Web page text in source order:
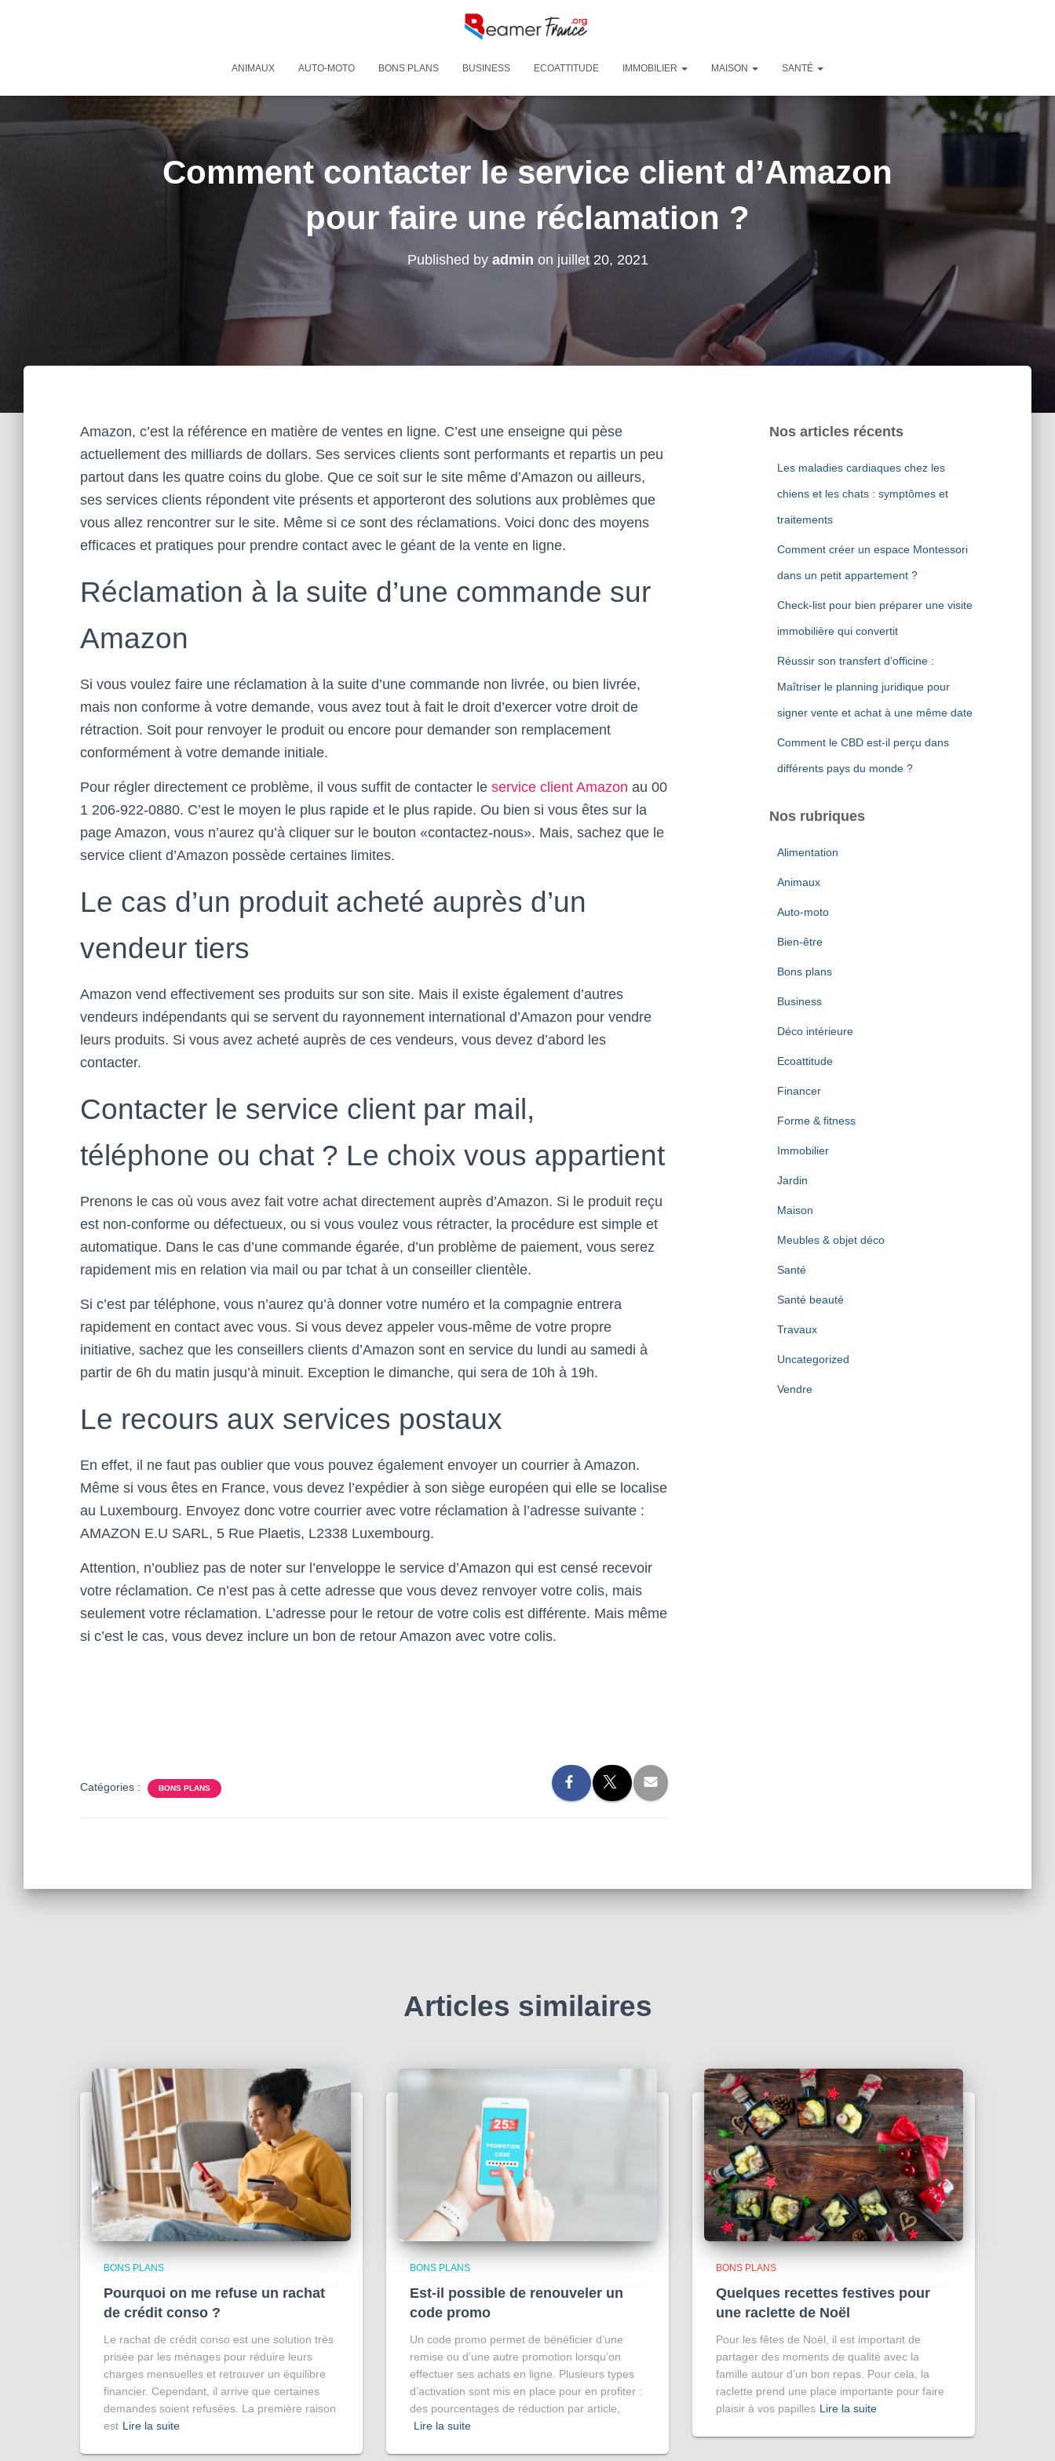
ANIMAUX AUTO-MOTO BONS PLANS BUSINESS ECOATTITUDE IMMOBILIER MAISON SANTÉ
Comment contacter le service client d’Amazon
pour faire une réclamation ?
Published by admin on juillet 20, 2021
Amazon, c’est la référence en matière de ventes en ligne. C’est une enseigne qui pèse
actuellement des milliards de dollars. Ses services clients sont performants et repartis un peu
partout dans les quatre coins du globe. Que ce soit sur le site même d’Amazon ou ailleurs,
ses services clients répondent vite présents et apporteront des solutions aux problèmes que
vous allez rencontrer sur le site. Même si ce sont des réclamations. Voici donc des moyens
efficaces et pratiques pour prendre contact avec le géant de la vente en ligne.
Réclamation à la suite d’une commande sur
Amazon
Si vous voulez faire une réclamation à la suite d’une commande non livrée, ou bien livrée,
mais non conforme à votre demande, vous avez tout à fait le droit d’exercer votre droit de
rétraction. Soit pour renvoyer le produit ou encore pour demander son remplacement
conformément à votre demande initiale.
Pour régler directement ce problème, il vous suffit de contacter le service client Amazon au 00
1 206-922-0880. C’est le moyen le plus rapide et le plus rapide. Ou bien si vous êtes sur la
page Amazon, vous n’aurez qu’à cliquer sur le bouton «contactez-nous». Mais, sachez que le
service client d’Amazon possède certaines limites.
Le cas d’un produit acheté auprès d’un
vendeur tiers
Amazon vend effectivement ses produits sur son site. Mais il existe également d’autres
vendeurs indépendants qui se servent du rayonnement international d’Amazon pour vendre
leurs produits. Si vous avez acheté auprès de ces vendeurs, vous devez d’abord les
contacter.
Contacter le service client par mail,
téléphone ou chat ? Le choix vous appartient
Prenons le cas où vous avez fait votre achat directement auprès d’Amazon. Si le produit reçu
est non-conforme ou défectueux, ou si vous voulez vous rétracter, la procédure est simple et
automatique. Dans le cas d’une commande égarée, d’un problème de paiement, vous serez
rapidement mis en relation via mail ou par tchat à un conseiller clientèle.
Si c’est par téléphone, vous n’aurez qu’à donner votre numéro et la compagnie entrera
rapidement en contact avec vous. Si vous devez appeler vous-même de votre propre
initiative, sachez que les conseillers clients d’Amazon sont en service du lundi au samedi à
partir de 6h du matin jusqu’à minuit. Exception le dimanche, qui sera de 10h à 19h.
Le recours aux services postaux
En effet, il ne faut pas oublier que vous pouvez également envoyer un courrier à Amazon.
Même si vous êtes en France, vous devez l’expédier à son siège européen qui elle se localise
au Luxembourg. Envoyez donc votre courrier avec votre réclamation à l’adresse suivante :
AMAZON E.U SARL, 5 Rue Plaetis, L2338 Luxembourg.
Attention, n’oubliez pas de noter sur l’enveloppe le service d’Amazon qui est censé recevoir
votre réclamation. Ce n’est pas à cette adresse que vous devez renvoyer votre colis, mais
seulement votre réclamation. L’adresse pour le retour de votre colis est différente. Mais même
si c’est le cas, vous devez inclure un bon de retour Amazon avec votre colis.
Catégories : BONS PLANS
Nos articles récents
Les maladies cardiaques chez les
chiens et les chats : symptômes et
traitements
Comment créer un espace Montessori
dans un petit appartement ?
Check-list pour bien préparer une visite
immobilière qui convertit
Réussir son transfert d’officine :
Maîtriser le planning juridique pour
signer vente et achat à une même date
Comment le CBD est-il perçu dans
différents pays du monde ?
Nos rubriques
Alimentation
Animaux
Auto-moto
Bien-être
Bons plans
Business
Déco intérieure
Ecoattitude
Financer
Forme & fitness
Immobilier
Jardin
Maison
Meubles & objet déco
Santé
Santé beauté
Travaux
Uncategorized
Vendre
Articles similaires
BONS PLANS
Pourquoi on me refuse un rachat
de crédit conso ?
Le rachat de crédit conso est une solution très
prisée par les ménages pour réduire leurs
charges mensuelles et retrouver un équilibre
financier. Cependant, il arrive que certaines
demandes soient refusées. La première raison
est Lire la suite
BONS PLANS
Est-il possible de renouveler un
code promo
Un code promo permet de bénéficier d’une
remise ou d’une autre promotion lorsqu’on
effectuer ses achats en ligne. Plusieurs types
d’activation sont mis en place pour en profiter :
des pourcentages de réduction par article,
Lire la suite
BONS PLANS
Quelques recettes festives pour
une raclette de Noël
Pour les fêtes de Noël, il est important de
partager des moments de qualité avec la
famille autour d’un bon repas. Pour cela, la
raclette prend une place importante pour faire
plaisir à vos papilles Lire la suite